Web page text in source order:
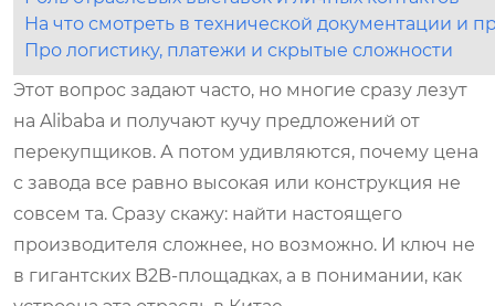
На что смотреть в технической документации и
Про логистику, платежи и скрытые сложности
Этот вопрос задают часто, но многие сразу лезут
на Alibaba и получают кучу предложений от
перекупщиков. А потом удивляются, почему цена
с завода все равно высокая или конструкция не
совсем та. Сразу скажу: найти настоящего
производителя сложнее, но возможно. И ключ не
в гигантских B2B-площадках, а в понимании, как